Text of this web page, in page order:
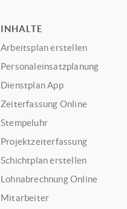
INHALTE
Arbeitsplan erstellen
Personaleinsatzplanung
Dienstplan App
Zeiterfassung Online
Stempeluhr
Projektzeiterfassung
Schichtplan erstellen
Lohnabrechnung Online
Mitarbeiter